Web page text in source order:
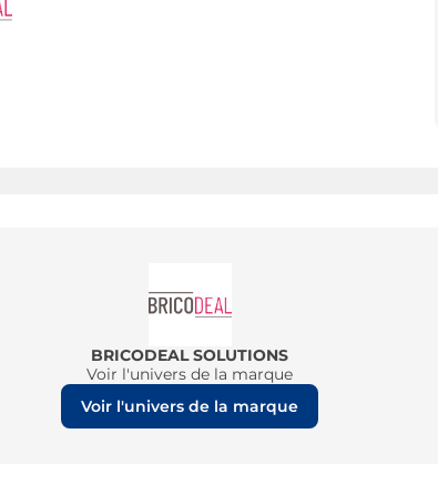
BRICODEAL SOLUTIONS
Voir l'univers de la marque
Voir l'univers de la marque